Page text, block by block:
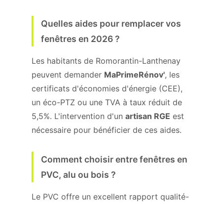
Quelles aides pour remplacer vos
fenêtres en 2026 ?
Les habitants de Romorantin-Lanthenay
peuvent demander MaPrimeRénov', les
certificats d'économies d'énergie (CEE),
un éco-PTZ ou une TVA à taux réduit de
5,5%. L'intervention d'un artisan RGE est
nécessaire pour bénéficier de ces aides.
Comment choisir entre fenêtres en
PVC, alu ou bois ?
Le PVC offre un excellent rapport qualité-